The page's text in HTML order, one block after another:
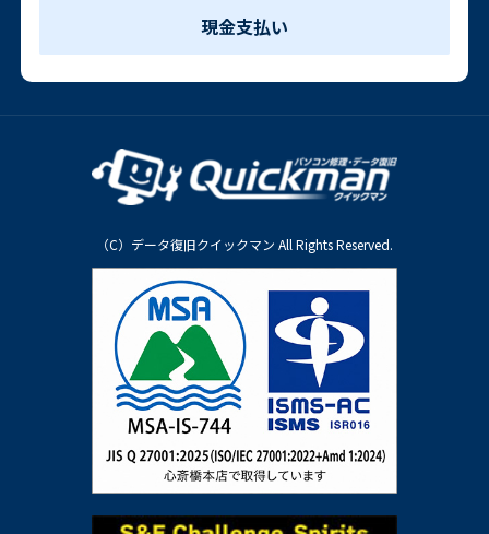
現金支払い
（C）データ復旧クイックマン All Rights Reserved.